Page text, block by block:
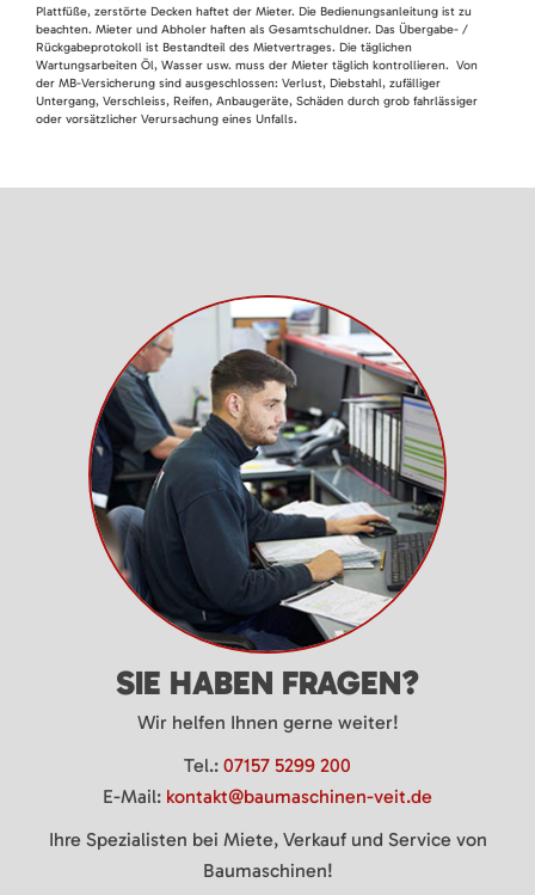
Plattfüße, zerstörte Decken haftet der Mieter. Die Bedienungsanleitung ist zu
beachten. Mieter und Abholer haften als Gesamtschuldner. Das Übergabe- /
Rückgabeprotokoll ist Bestandteil des Mietvertrages. Die täglichen
Wartungsarbeiten Öl, Wasser usw. muss der Mieter täglich kontrollieren. Von
der MB-Versicherung sind ausgeschlossen: Verlust, Diebstahl, zufälliger
Untergang, Verschleiss, Reifen, Anbaugeräte, Schäden durch grob fahrlässiger
oder vorsätzlicher Verursachung eines Unfalls.
SIE HABEN FRAGEN?
Wir helfen Ihnen gerne weiter!
Tel.: 07157 5299 200
E-Mail: kontakt@baumaschinen-veit.de
Ihre Spezialisten bei Miete, Verkauf und Service von
Baumaschinen!